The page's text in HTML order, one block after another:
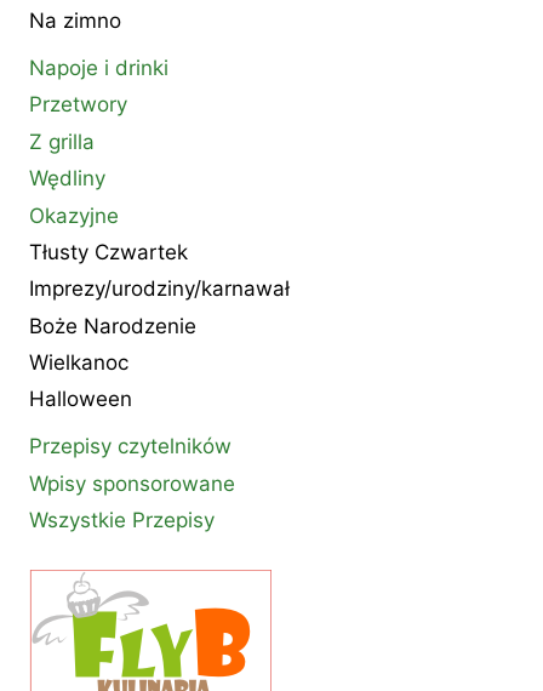
Na zimno
Napoje i drinki
Przetwory
Z grilla
Wędliny
Okazyjne
Tłusty Czwartek
Imprezy/urodziny/karnawał
Boże Narodzenie
Wielkanoc
Halloween
Przepisy czytelników
Wpisy sponsorowane
Wszystkie Przepisy